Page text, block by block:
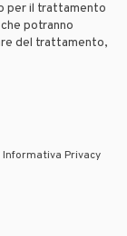
per il trattamento
potranno
del trattamento,
Privacy